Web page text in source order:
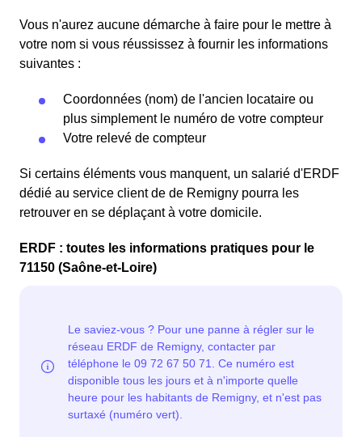
Vous n'aurez aucune démarche à faire pour le mettre à
votre nom si vous réussissez à fournir les informations
suivantes :
Coordonnées (nom) de l'ancien locataire ou
plus simplement le numéro de votre compteur
Votre relevé de compteur
Si certains éléments vous manquent, un salarié d'ERDF
dédié au service client de de Remigny pourra les
retrouver en se déplaçant à votre domicile.
ERDF : toutes les informations pratiques pour le
71150 (Saône-et-Loire)